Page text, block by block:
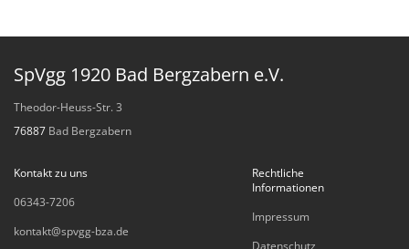
SpVgg 1920 Bad Bergzabern e.V.
Theodor-Heuss-Str. 3
76887 Bad Bergzabern
Kontakt zu uns
06343-7206
kontakt@spvgg-bza.de
Rechtliche
Informationen
Impressum
Datenschutz